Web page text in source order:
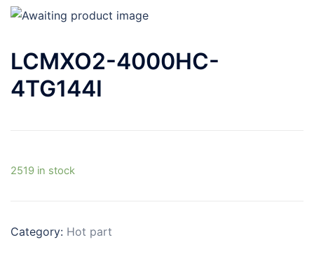
LCMXO2-4000HC-
4TG144I
2519 in stock
Category: Hot part